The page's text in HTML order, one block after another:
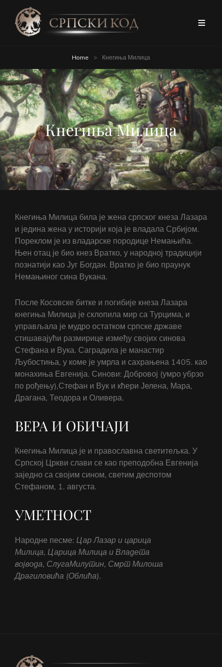
Home > Кнегиња Милица
Кнегиња Милица
Кнегиња Милица била је жена српског кнеза Лазара
и једина жена у историји која је владала Србијом.
Пореклом је из владарске породице Немањића.
Њен отац је био кнез Вратко, у народној традицији
познатији као Југ Богдан. Вратко је био праунук
Немањиног сина Вукана.
После Косовске битке и погибије кнеза Лазара
кнегиња Милица је склопила мир са Турцима, и
управљала је мудро остатком српске државе
стишавајући размирице између својих синова
Стефана и Вука. Саградила је манастир
Љубостиња, у коме је умрла и сахрањена 1405. као
монахиња Евгенија. Синови: Добровој (умро убрзо
по рођењу),Стефан и Вук и кћери Јелена, Мара,
Драгана, Теодора и Оливера.
ВЕРА И ОБИЧАЈИ
Кнегиња Милица је и православна светитељка. У
Српској Цркви слави се као преподобна Евгенија
заједно са својим сином, светим деспотом
Стефаном, 1. августа.
УМЕТНОСТ
Народне песме: Цар Лазар и царица
Милица, Царица Милица и Владета
војвода, СлугаМилутин, Смрт Милоша
Драгиловића (Облића).